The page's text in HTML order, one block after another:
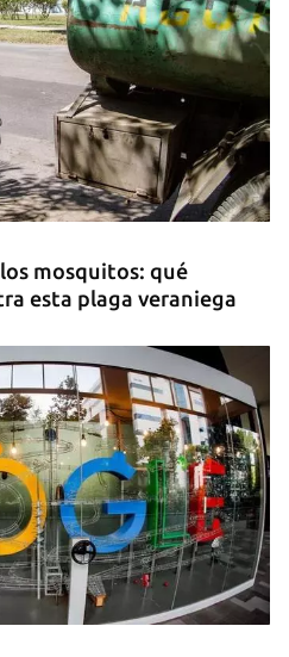
mosquitos: qué
esta plaga veraniega